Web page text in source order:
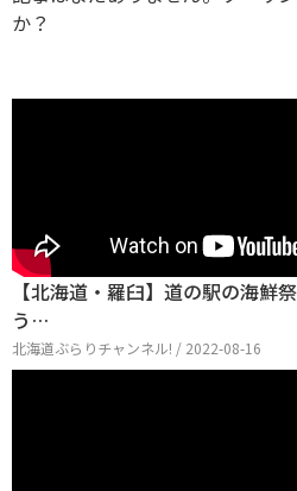
か？
【北海道・羅臼】道の駅の海鮮
う…
北海道ぶらりチャンネル! / 2022-08-16